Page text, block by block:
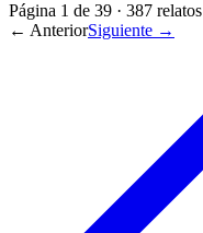
Página 1 de 39 · 387 relatos
← AnteriorSiguiente →